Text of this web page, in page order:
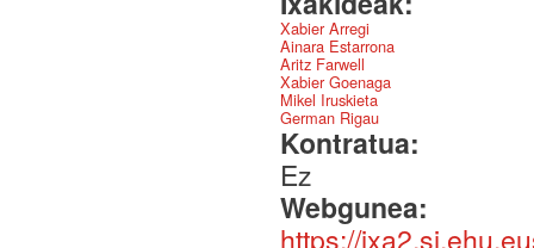
Xabier Arregi
Ainara Estarrona
Aritz Farwell
Xabier Goenaga
Mikel Iruskieta
German Rigau
Kontratua:
Ez
Webgunea:
https://